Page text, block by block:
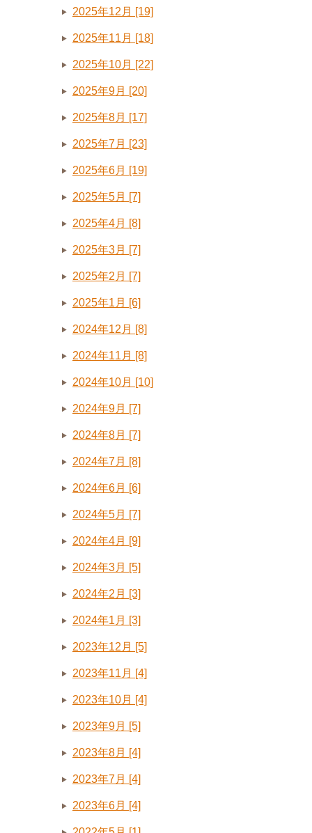
2025年12月 [19]
2025年11月 [18]
2025年10月 [22]
2025年9月 [20]
2025年8月 [17]
2025年7月 [23]
2025年6月 [19]
2025年5月 [7]
2025年4月 [8]
2025年3月 [7]
2025年2月 [7]
2025年1月 [6]
2024年12月 [8]
2024年11月 [8]
2024年10月 [10]
2024年9月 [7]
2024年8月 [7]
2024年7月 [8]
2024年6月 [6]
2024年5月 [7]
2024年4月 [9]
2024年3月 [5]
2024年2月 [3]
2024年1月 [3]
2023年12月 [5]
2023年11月 [4]
2023年10月 [4]
2023年9月 [5]
2023年8月 [4]
2023年7月 [4]
2023年6月 [4]